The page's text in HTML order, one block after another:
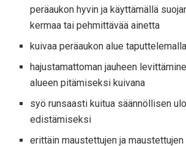
peräaukon hyvin ja käyttämällä
kermaa tai pehmittävää ainetta
kuivaa peräaukon alue
hajustamattoman jauheen
alueen pitämiseksi kuivana
syö runsaasti kuitua säännöllisen
edistämiseksi
erittäin maustettujen ja maustettujen